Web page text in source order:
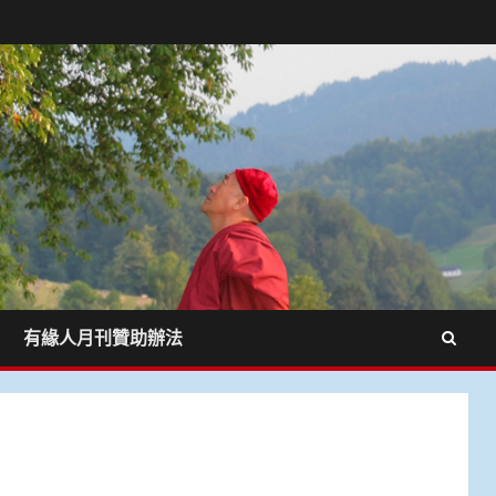
有緣人月刊贊助辦法